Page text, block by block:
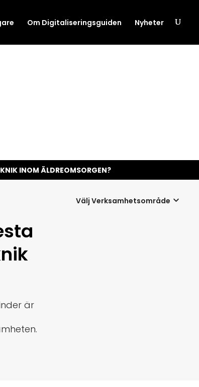
Om Digitaliseringsguiden Nyheter
INOM ÄLDREOMSORGEN?
Välj Verksamhetsområde
är